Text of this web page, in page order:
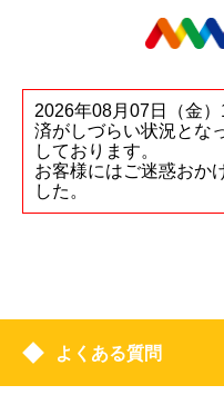
2026年08月07日（金
済がしづらい状況とな
しております。
お客様にはご迷惑おか
した。
よくある質問